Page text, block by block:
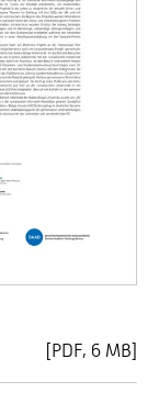
[PDF 6 MB]